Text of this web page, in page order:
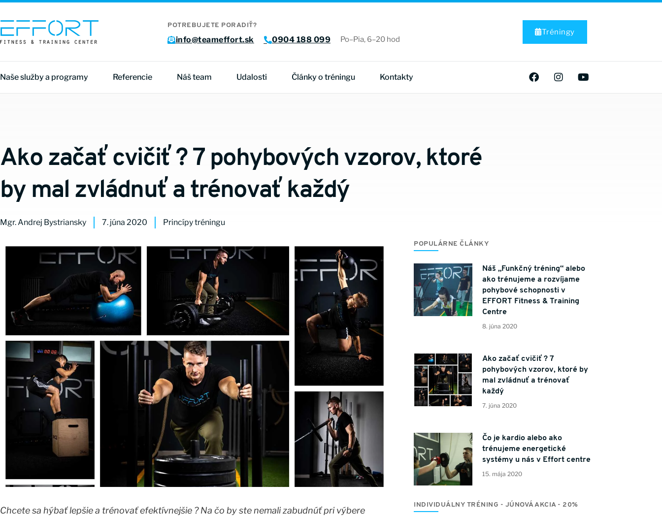
POTREBUJETE PORADIŤ?
info@teameffort.sk 0904 188 099 Po–Pia, 6–20 hod
Tréningy
Naše služby a programy Referencie Náš team Udalosti Články o tréningu Kontakty
Ako začať cvičiť ? 7 pohybových vzorov, ktoré
by mal zvládnuť a trénovať každý
Mgr. Andrej Bystriansky 7. júna 2020 Princípy tréningu
POPULÁRNE ČLÁNKY
Náš „Funkčný tréning“ alebo
ako trénujeme a rozvíjame
pohybové schopnosti v
EFFORT Fitness & Training
Centre
8. júna 2020
Ako začať cvičiť ? 7
pohybových vzorov, ktoré by
mal zvládnuť a trénovať
každý
7. júna 2020
Čo je kardio alebo ako
trénujeme energetické
systémy u nás v Effort centre
15. mája 2020
Chcete sa hýbať lepšie a trénovať efektívnejšie ? Na čo by ste nemali zabudnúť pri výbere
INDIVIDUÁLNY TRÉNING - JÚNOVÁ AKCIA - 20%